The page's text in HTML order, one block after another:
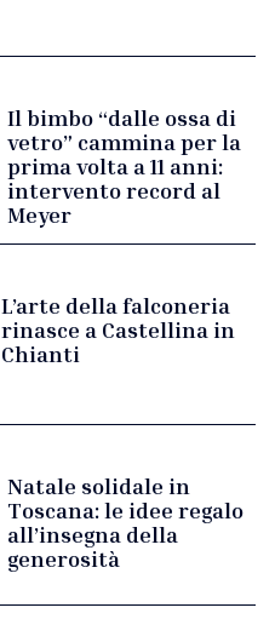
Il bimbo “dalle ossa di
vetro” cammina per la
prima volta a 11 anni:
intervento record al
Meyer
L’arte della falconeria
rinasce a Castellina in
Chianti
Natale solidale in
Toscana: le idee regalo
all’insegna della
generosità